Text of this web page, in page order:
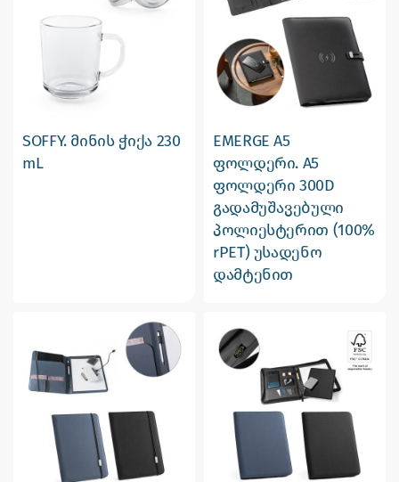
SOFFY. მინის ჭიქა 230
mL
EMERGE A5
ფოლდერი. A5
ფოლდერი 300D
გადამუშავებული
პოლიესტერით (100%
rPET) უსადენო
დამტენით